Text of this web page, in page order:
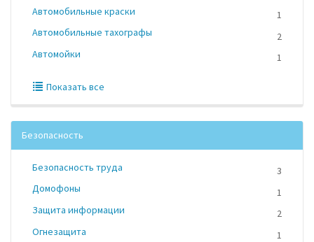
Автомобильные краски
1
Автомобильные тахографы
2
Автомойки
1
Показать все
Безопасность
Безопасность труда
3
Домофоны
1
Защита информации
2
Огнезащита
1